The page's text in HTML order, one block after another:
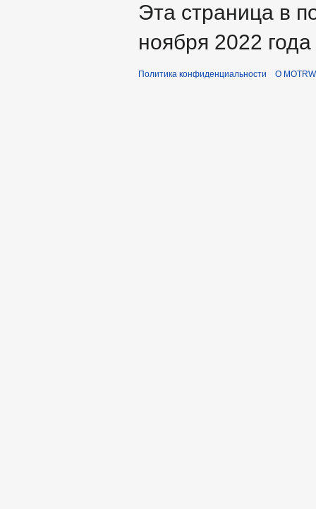
Эта страница в
ноября 2022
Политика конфиденциальности О